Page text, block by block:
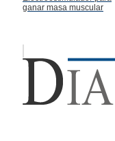
ganar masa muscular